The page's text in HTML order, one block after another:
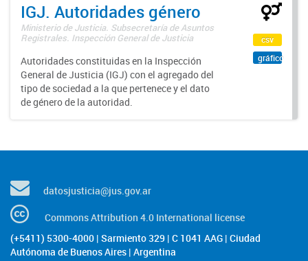
IGJ. Autoridades género
Ministerio de Justicia. Subsecretaría de Asuntos
Registrales. Inspección General de Justicia
Autoridades constituidas en la Inspección
General de Justicia (IGJ) con el agregado del
tipo de sociedad a la que pertenece y el dato
de género de la autoridad.
csv
gráfico
datosjusticia@jus.gov.ar
Commons Attribution 4.0 International license
(+5411) 5300-4000 | Sarmiento 329 | C 1041 AAG | Ciudad
Autónoma de Buenos Aires | Argentina